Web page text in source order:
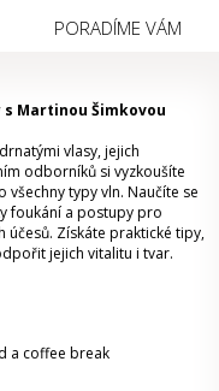
PORADÍME VÁM
Martinou Šimkovou
vlasy, jejich
odborníků si vyzkoušíte
typy vln. Naučíte se
foukání a postupy pro
účesů. Získáte praktické tipy,
jejich vitalitu i tvar.
a coffee break